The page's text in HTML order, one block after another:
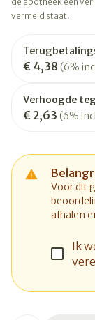
vermeld staat.
€ 4,38 (6%
Verhoogde
€ 2,63 (6%
Voor dit
afhalen
Ik